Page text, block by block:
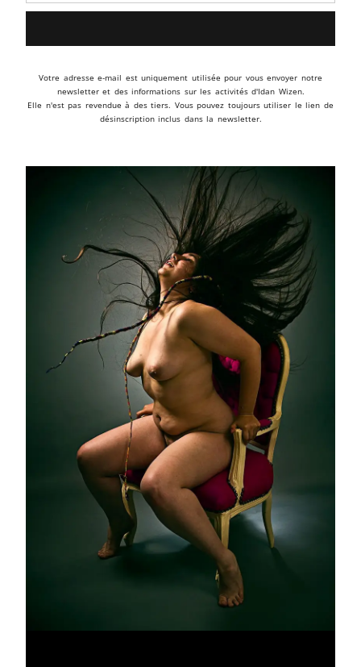
Votre adresse e-mail est uniquement utilisée pour vous envoyer notre
newsletter et des informations sur les activités d'Idan Wizen.
Elle n'est pas revendue à des tiers. Vous pouvez toujours utiliser le lien de
désinscription inclus dans la newsletter.